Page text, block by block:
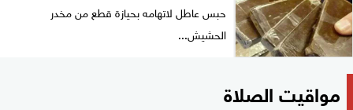
حبس عاطل لاتهامه بحيازة قطع من مخدر
الحشيش...
مواقيت الصلاة